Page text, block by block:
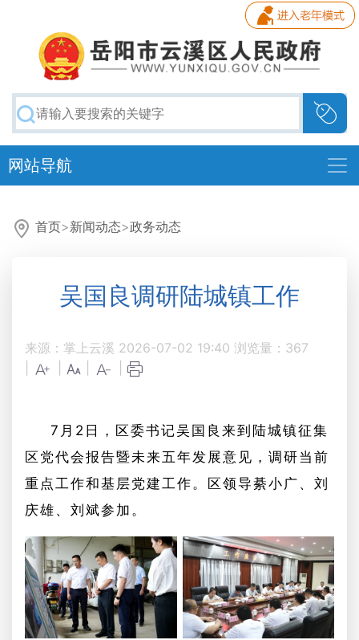
网站导航
首页>新闻动态>政务动态
吴国良调研陆城镇工作
来源：掌上云溪 2026-07-02 19:40 浏览量： 367
7月2日，区委书记吴国良来到陆城镇征集
区党代会报告暨未来五年发展意见，调研当前
重点工作和基层党建工作。区领导綦小广、刘
庆雄、刘斌参加。